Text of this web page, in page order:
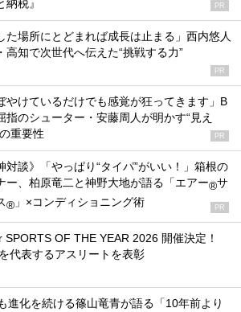
納税』
PR
た場所にとどまれば成長は止まる」西内悠人
高知で次世代へ伝えた“挑戦する力”
PR
やけているだけでも感覚が狂ってきます」B
指のシューター・安藤周人が明かす“見え
重要性
PR
対談》「やっぱり“タイパ”がいい！」箱根の
ー、柏原竜二と神野大地が語る「エアー®サ
® 」×コンディショニング術 PR
SPORTS OF THE YEAR 2026 開催決定！
代表するアスリートを表彰
進化を続ける篠山竜青が語る「10年前より